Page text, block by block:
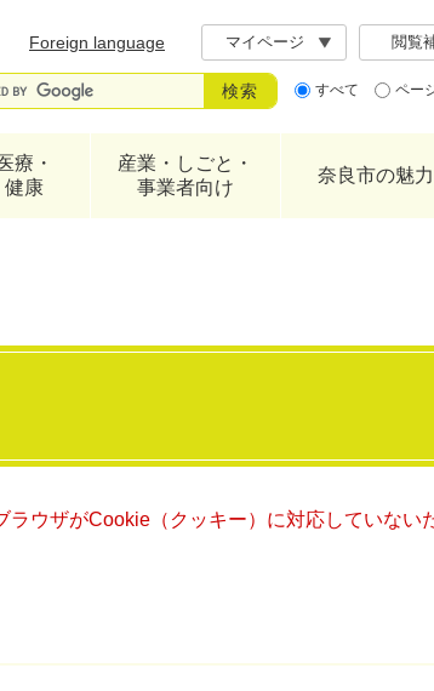
Foreign language マイページ 閲覧
すべて ペー
療・
健康
産業・しごと・
事業者向け
奈良市の魅力
ウザがCookie（クッキー）に対応していない